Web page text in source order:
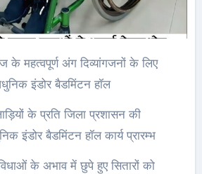
इंडोर बैडमिंटन हॉल
के प्रति जिला प्रशासन की
इंडोर बैडमिंटन हॉल कार्य प्रारम्भ
के अभाव में छुपे हुए सितारों को